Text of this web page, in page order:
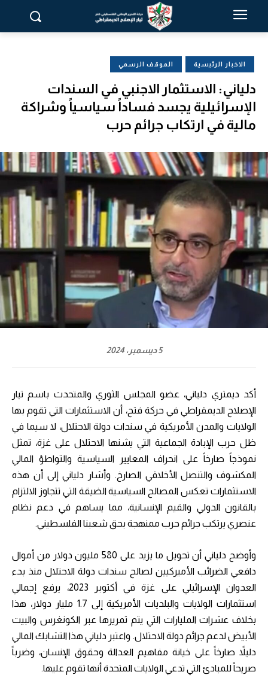
الاخبار الرئيسية الموقف الرسمي
دلياني: الاستثمار الاجنبي في السندات
الإسرائيلية يجسد فساداً سياسياً وشراكة
مالية في ارتكاب جرائم حرب
5 ديسمبر، 2024
أكد ديمتري دلياني، عضو المجلس الثوري والمتحدث باسم تيار
الإصلاح الديمقراطي في حركة فتح، أن الاستثمارات التي تقوم بها
الولايات والمدن الأمريكية في سندات دولة الاحتلال، لا سيما في
ظل حرب الإبادة الجماعية التي يشنها الاحتلال على غزة، تمثل
نموذجاً صارخاً على انحراف المعايير السياسية والتواطؤ المالي
المكشوف والتنصل الأخلاقي الصارخ. وأشار دلياني إلى أن هذه
الاستثمارات تعكس المصالح السياسية الضيقة التي تتجاوز الالتزام
بالقانون الدولي والقيم الإنسانية، مما يساهم في دعم نظام
عنصري يرتكب جرائم حرب ممنهجة بحق شعبنا الفلسطيني.
وأوضح دلياني أن تحويل ما يزيد على 580 مليون دولار من أموال
دافعي الضرائب الأميركيين لصالح سندات دولة الاحتلال منذ بدء
العدوان الإسرائيلي على غزة في أكتوبر 2023، يرفع إجمالي
استثمارات الولايات والبلديات الأمريكية إلى 1.7 مليار دولار، هذا
بخلاف عشرات المليارات التي يتم تمريرها عبر الكونغرس والبيت
الأبيض لدعم جرائم دولة الاحتلال. واعتبر دلياني هذا التشابك المالي
دليلاً صارخاً على خيانة مفاهيم العدالة وحقوق الإنسان، وضرباً
صريحاً للمبادئ التي تدعي الولايات المتحدة أنها تقوم عليها.